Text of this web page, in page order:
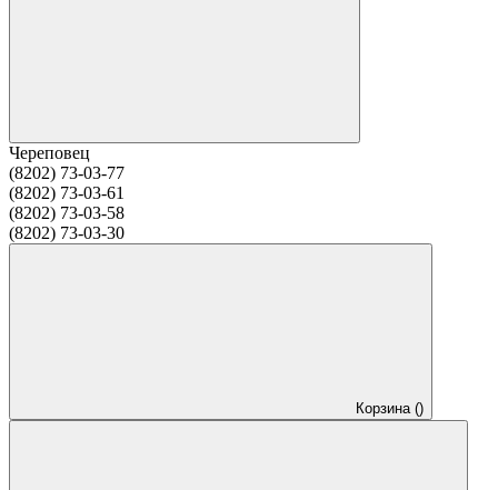
Череповец
(8202) 73-03-77
(8202) 73-03-61
(8202) 73-03-58
(8202) 73-03-30
Корзина ()